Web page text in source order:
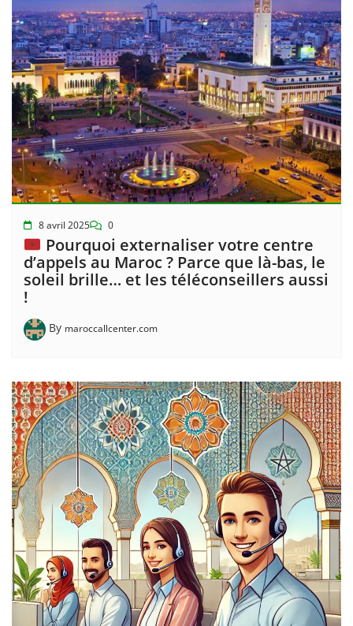
8 avril 2025 0
Pourquoi externaliser votre centre
d’appels au Maroc ? Parce que là-bas, le
soleil brille… et les téléconseillers aussi
!
By maroccallcenter.com